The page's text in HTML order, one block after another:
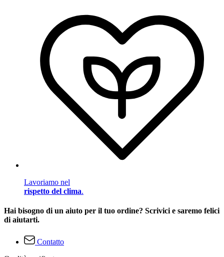
Lavoriamo nel
rispetto del clima.
Hai bisogno di un aiuto per il tuo ordine? Scrivici e saremo felici
di aiutarti.
Contatto